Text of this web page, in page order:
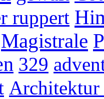
ruppert
Magistrale
329
Architektur